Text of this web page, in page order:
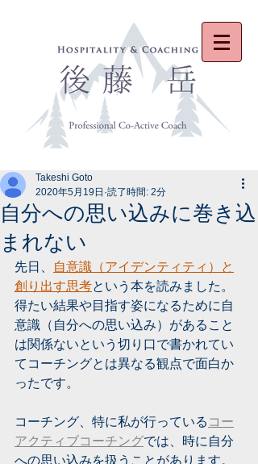
自分への思い込みに巻き込
まれない
Takeshi Goto
2020年5月19日 読了時間: 2分
先日、
自意識（アイデンティティ）と
創り出す思考という本を読みました。
得たい結果や目指す姿になるために自
意識（自分への思い込み）があること
は関係ないという切り口で書かれてい
てコーチングとは異なる観点で面白か
ったです。
コーチング、特に私が行っている コー
アクティブコーチングでは、時に自分
への思い込みを扱うことがあります。